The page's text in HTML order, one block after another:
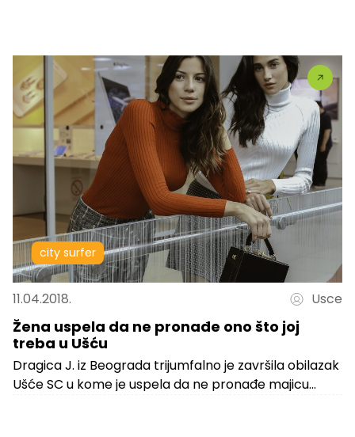
city surfer
11.04.2018. Usce
Žena uspela da ne pronađe ono što joj
treba u Ušću
Dragica J. iz Beograda trijumfalno je završila obilazak
Ušće SC u kome je uspela da ne pronađe majicu